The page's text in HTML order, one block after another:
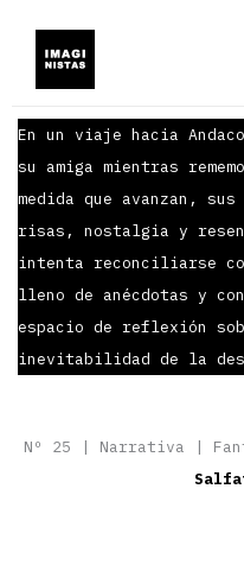
contenido
En un viaje hacia
su amiga mientras
medida que avanzan,
risas, nostalgia y
intenta reconciliarse
lleno de anécdotas y
espacio de reflexión
inevitabilidad de la
Nº 25 | Narrativa |